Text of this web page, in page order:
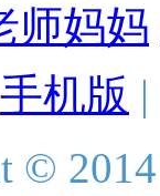
师妈妈
手机版 |
©